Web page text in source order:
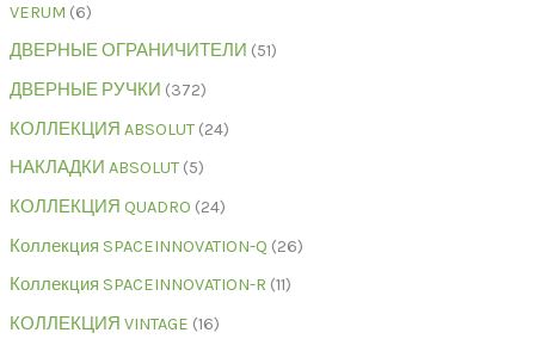
VERUM 6
ДВЕРНЫЕ ОГРАНИЧИТЕЛИ 51
ДВЕРНЫЕ РУЧКИ 372
КОЛЛЕКЦИЯ ABSOLUT 24
НАКЛАДКИ ABSOLUT 5
КОЛЛЕКЦИЯ QUADRO 24
Коллекция SPACEINNOVATION-Q 26
Коллекция SPACEINNOVATION-R 11
КОЛЛЕКЦИЯ VINTAGE 16